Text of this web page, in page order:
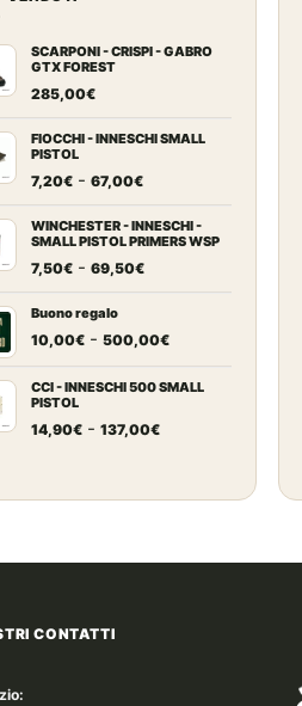
SCARPONI - CRISPI - GABRO
GTX FOREST
285,00€
FIOCCHI - INNESCHI SMALL
PISTOL
7,20€ - 67,00€Fascia
prezzo:
da
7,20€
WINCHESTER - INNESCHI -
SMALL PISTOL PRIMERS WSP
7,50€ - 69,50€Fascia
da
a
Buono regalo
10,00€ - 500,00€Fascia
prezzo:
CCI - INNESCHI 500 SMALL
PISTOL
14,90€ - 137,00€Fascia
da
137,00€
CONTATTI